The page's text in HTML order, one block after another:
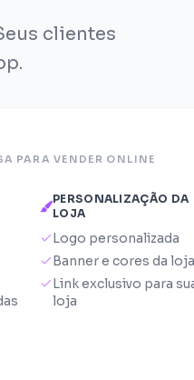
clientes
PARA VENDER ONLINE
PERSONALIZAÇÃO DA
LOJA
Logo personalizada
Banner e cores da loja
Link exclusivo para
loja